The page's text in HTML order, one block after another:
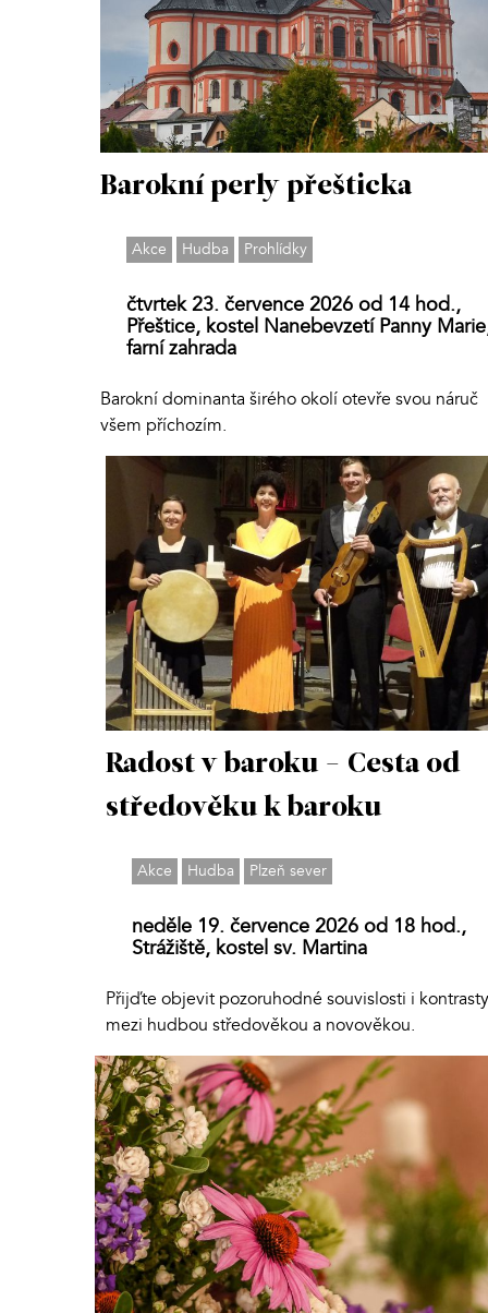
Barokní perly přešticka
Akce Hudba Prohlídky
čtvrtek 23. července 2026 od 14 hod.,
Přeštice, kostel Nanebevzetí Panny
farní zahrada
Barokní dominanta širého okolí otevře svou náruč
všem příchozím.
Radost v baroku - Cesta od
středověku k baroku
Akce Hudba Plzeň sever
neděle 19. července 2026 od 18 hod.,
Strážiště, kostel sv. Martina
Přijďte objevit pozoruhodné souvislosti i kontrasty
mezi hudbou středověkou a novověkou.